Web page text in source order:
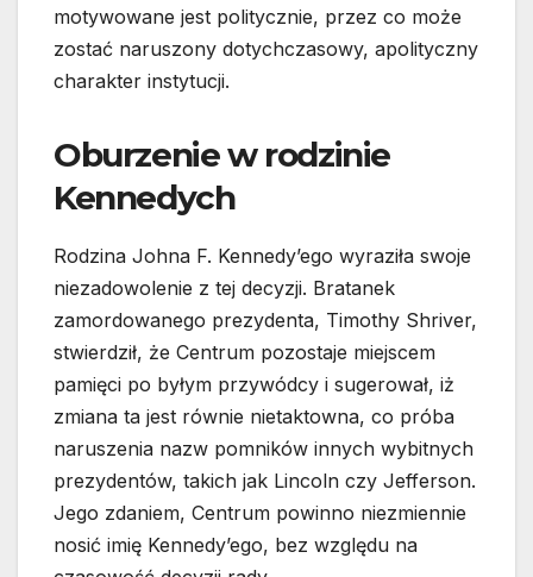
motywowane jest politycznie, przez co może
zostać naruszony dotychczasowy, apolityczny
charakter instytucji.
Oburzenie w rodzinie
Kennedych
Rodzina Johna F. Kennedy’ego wyraziła swoje
niezadowolenie z tej decyzji. Bratanek
zamordowanego prezydenta, Timothy Shriver,
stwierdził, że Centrum pozostaje miejscem
pamięci po byłym przywódcy i sugerował, iż
zmiana ta jest równie nietaktowna, co próba
naruszenia nazw pomników innych wybitnych
prezydentów, takich jak Lincoln czy Jefferson.
Jego zdaniem, Centrum powinno niezmiennie
nosić imię Kennedy’ego, bez względu na